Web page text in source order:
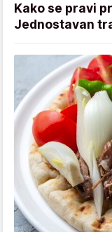
Kako se pravi
Jednostavan